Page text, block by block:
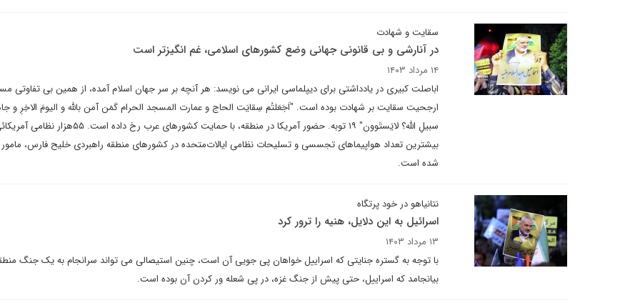
سقایت و شهادت
در آنارشی و بی قانونی جهانی وضع کشورهای اسلامی، غم انگیزتر است
۱۴ مرداد ۱۴۰۳
اباصلت کبیری در یادداشتی برای دیپلماسی ایرانی می نویسد: هر آنچه بر سر جهان اسلام آمده، از همین بی تفاوتی
ارجحیت سقایت بر شهادت بوده است‌. "اَجَعَلتُم سِقایَت الحاج و عمارت المسجد الحرام کَمَن آمن بالله و الیومَ الاخِرِ و
سبیلِ الله؟ لایَستَوون" ۱۹ توبه. حضور آمریکا در منطقه، با حمایت کشورهای عرب رخ داده است.
بیشترین تعداد هواپیماهای تجسسی و تسلیحات نظامی ایالات‌متحده در کشورهای منطقه‌ راهبردی خلیح فارس، مامور
شده است.
نتانیاهو در خود پرتگاه
اسرائیل به این دلایل، هنیه را ترور کرد
۱۳ مرداد ۱۴۰۳
با توجه به گستره جنایتی که اسراییل خواهان پی جویی آن است، چنین استیصالی می تواند سرانجام به یک جنگ
بیانجامد که اسراییل، حتی پیش از جنگ غزه، در پی شعله ور کردن آن بوده است.